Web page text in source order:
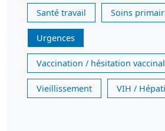
Santé travail Soins
Urgences
Vaccination / hésitation
Vieillissement VIH /